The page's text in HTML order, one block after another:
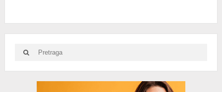
Search